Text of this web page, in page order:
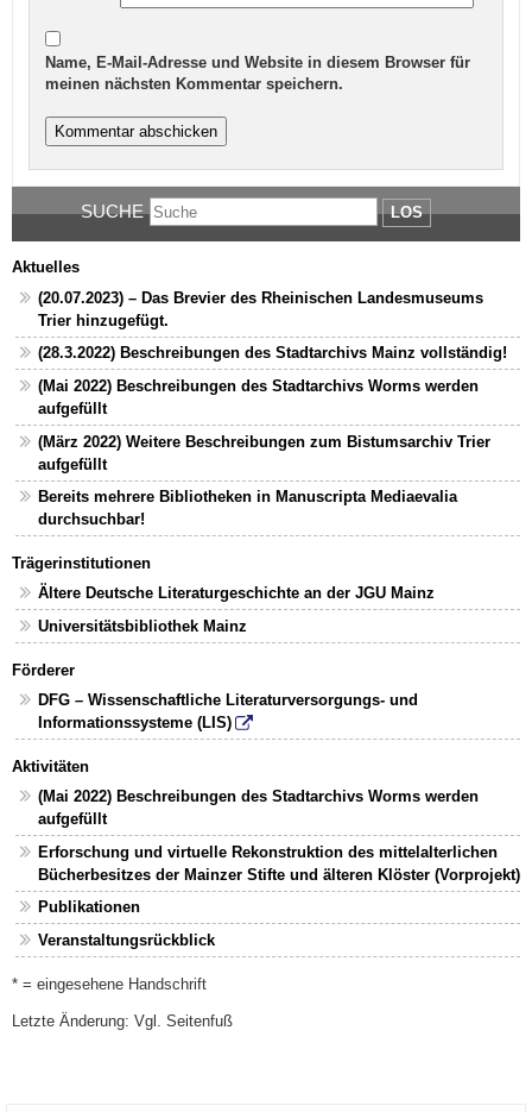
Name, E-Mail-Adresse und Website in diesem Browser für
meinen nächsten Kommentar speichern.
SUCHE LOS
Aktuelles
(20.07.2023) – Das Brevier des Rheinischen Landesmuseums
Trier hinzugefügt.
(28.3.2022) Beschreibungen des Stadtarchivs Mainz vollständig!
(Mai 2022) Beschreibungen des Stadtarchivs Worms werden
aufgefüllt
(März 2022) Weitere Beschreibungen zum Bistumsarchiv Trier
aufgefüllt
Bereits mehrere Bibliotheken in Manuscripta Mediaevalia
durchsuchbar!
Trägerinstitutionen
Ältere Deutsche Literaturgeschichte an der JGU Mainz
Universitätsbibliothek Mainz
Förderer
DFG – Wissenschaftliche Literaturversorgungs- und
Informationssysteme (LIS)
Aktivitäten
(Mai 2022) Beschreibungen des Stadtarchivs Worms werden
aufgefüllt
Erforschung und virtuelle Rekonstruktion des mittelalterlichen
Bücherbesitzes der Mainzer Stifte und älteren Klöster (Vorprojekt)
Publikationen
Veranstaltungsrückblick
* = eingesehene Handschrift
Letzte Änderung: Vgl. Seitenfuß